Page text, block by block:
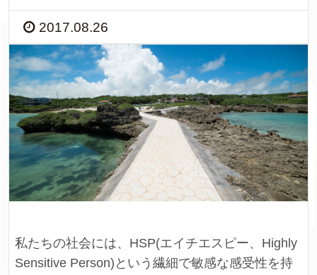
2017.08.26
私たちの社会には、HSP(エイチエスピー、Highly
Sensitive Person)という繊細で敏感な感受性を持